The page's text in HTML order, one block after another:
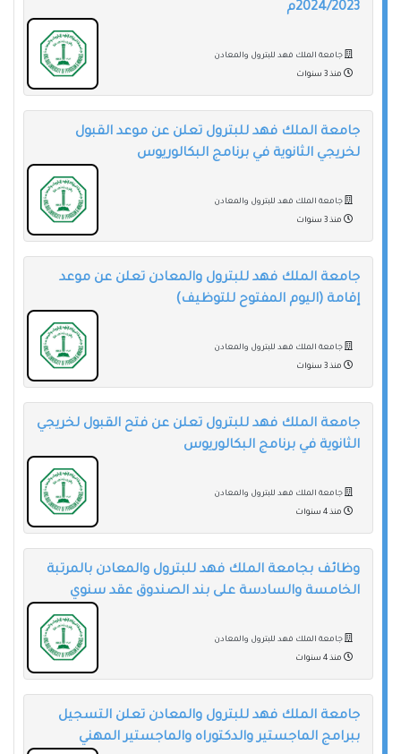
2024/2023م
جامعة الملك فهد للبترول والمعادن
منذ 3 سنوات
جامعة الملك فهد للبترول تعلن عن موعد القبول
لخريجي الثانوية في برنامج البكالوريوس
جامعة الملك فهد للبترول والمعادن
منذ 3 سنوات
جامعة الملك فهد للبترول والمعادن تعلن عن موعد
إقامة (اليوم المفتوح للتوظيف)
جامعة الملك فهد للبترول والمعادن
منذ 3 سنوات
جامعة الملك فهد للبترول تعلن عن فتح القبول لخريجي
الثانوية في برنامج البكالوريوس
جامعة الملك فهد للبترول والمعادن
منذ 4 سنوات
وظائف بجامعة الملك فهد للبترول والمعادن بالمرتبة
الخامسة والسادسة على بند الصندوق عقد سنوي
جامعة الملك فهد للبترول والمعادن
منذ 4 سنوات
جامعة الملك فهد للبترول والمعادن تعلن التسجيل
ببرامج الماجستير والدكتوراه والماجستير المهني